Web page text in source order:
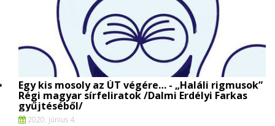
Egy kis mosoly az ÚT végére… - „Haláli rigmusok”
Régi magyar sírfeliratok /Dalmi Erdélyi Farkas
gyűjtéséből/
2020. június 4.